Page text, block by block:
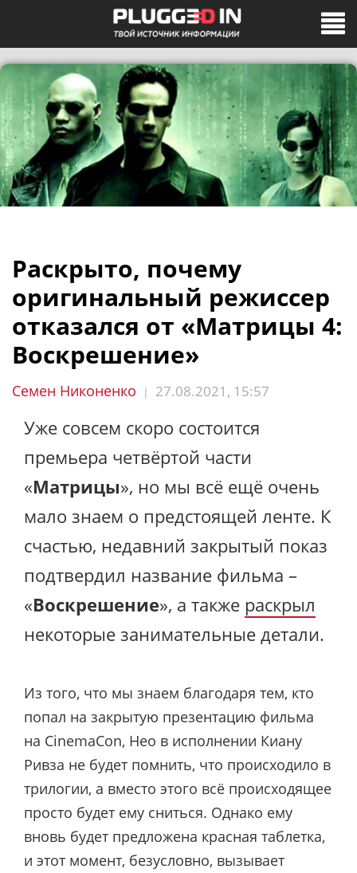
Раскрыто, почему
оригинальный режиссер
отказался от «Матрицы 4:
Воскрешение»
Семен Никоненко | 27.08.2021, 15:57
Уже совсем скоро состоится
премьера четвёртой части
«Матрицы», но мы всё ещё очень
мало знаем о предстоящей ленте. К
счастью, недавний закрытый показ
подтвердил название фильма –
«Воскрешение», а также раскрыл
некоторые занимательные детали.
Из того, что мы знаем благодаря тем, кто
попал на закрытую презентацию фильма
на CinemaCon, Нео в исполнении Киану
Ривза не будет помнить, что происходило в
трилогии, а вместо этого всё происходящее
просто будет ему сниться. Однако ему
вновь будет предложена красная таблетка,
и этот момент, безусловно, вызывает